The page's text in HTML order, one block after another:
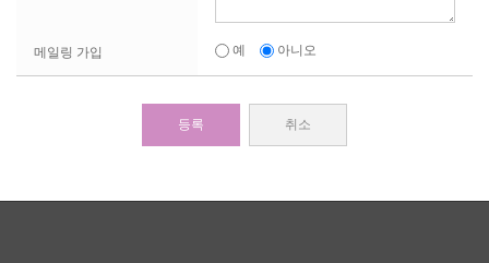
메일링 가입 예 아니오
취소